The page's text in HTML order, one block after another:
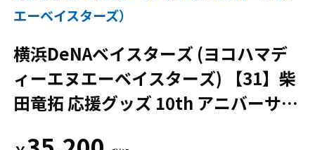
エーベイスターズ）
横浜DeNAベイスターズ (ヨコハマデ
ィーエヌエーベイスターズ) 【31】柴
田竜拓 応援グッズ 10th アニバーサリ